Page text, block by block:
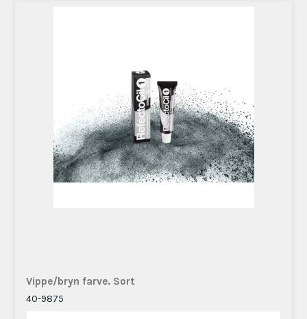
Vippe/bryn farve. Sort
40-9875